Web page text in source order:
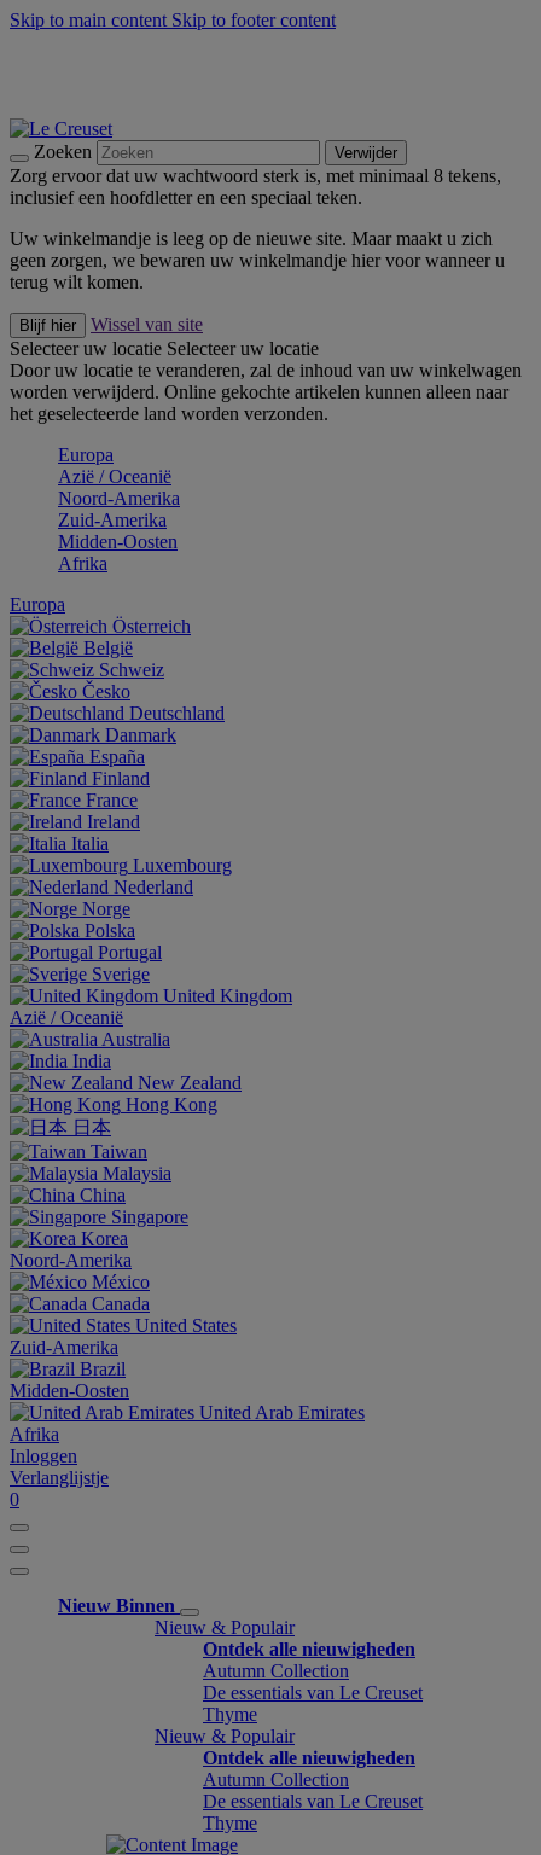
Skip to main content Skip to footer content
Zoeken Verwijder
Zorg ervoor dat uw wachtwoord sterk is, met minimaal 8 tekens,
inclusief een hoofdletter en een speciaal teken.
Uw winkelmandje is leeg op de nieuwe site. Maar maakt u zich
geen zorgen, we bewaren uw winkelmandje hier voor wanneer u
terug wilt komen.
Blijf hier
Wissel van site
Selecteer uw locatie Selecteer uw locatie
Door uw locatie te veranderen, zal de inhoud van uw winkelwagen
worden verwijderd. Online gekochte artikelen kunnen alleen naar
het geselecteerde land worden verzonden.
Europa
Aziё / Oceaniё
Noord-Amerika
Zuid-Amerika
Midden-Oosten
Afrika
Europa
Österreich
België
Schweiz
Česko
Deutschland
Danmark
España
Finland
France
Ireland
Italia
Luxembourg
Nederland
Norge
Polska
Portugal
Sverige
United Kingdom
Aziё / Oceaniё
Australia
India
New Zealand
Hong Kong
日本
Taiwan
Malaysia
China
Singapore
Korea
Noord-Amerika
México
Canada
United States
Zuid-Amerika
Brazil
Midden-Oosten
United Arab Emirates
Afrika
Inloggen
Verlanglijstje
0
Nieuw Binnen
Nieuw & Populair
Ontdek alle nieuwigheden
Autumn Collection
De essentials van Le Creuset
Thyme
Nieuw & Populair
Ontdek alle nieuwigheden
Autumn Collection
De essentials van Le Creuset
Thyme